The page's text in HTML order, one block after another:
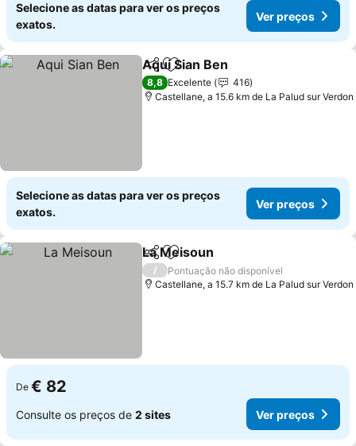
Selecione as datas para ver os preços
exatos.
Ver preços
PartilharAdicionar aos favoritos
Aqui Sian Ben
8,8 Excelente
416
Castellane, a 15.6 km de La Palud sur Verdon
Selecione as datas para ver os preços
exatos.
Ver preços
PartilharAdicionar aos favoritos
La Meisoun
/
Pontuação não disponível
Castellane, a 15.7 km de La Palud sur Verdon
De € 82
Consulte os preços de 2 sites Ver preços